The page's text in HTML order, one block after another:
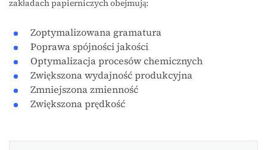
zakładach papierniczych obejmują:
Zoptymalizowana gramatura
Poprawa spójności jakości
Optymalizacja procesów chemicznych
Zwiększona wydajność produkcyjna
Zmniejszona zmienność
Zwiększona prędkość